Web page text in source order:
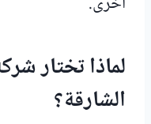
لماذا تختار
الشارقة؟